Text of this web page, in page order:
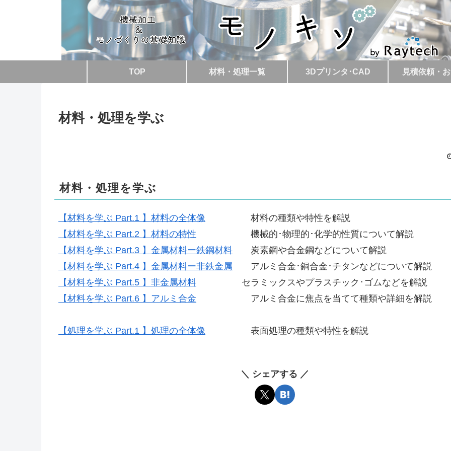
TOP 材料・処理一覧 3Dプリンタ･CAD 見積依頼・
材料・処理を学ぶ
材料・処理を学ぶ
【材料を学ぶ Part.1 】材料の全体像 材料の種類や特性を解説
【材料を学ぶ Part.2 】材料の特性 機械的･物理的･化学的性質について解説
【材料を学ぶ Part.3 】金属材料ー鉄鋼材料 炭素鋼や合金鋼などについて解説
【材料を学ぶ Part.4 】金属材料ー非鉄金属 アルミ合金･銅合金･チタンなどについて解説
【材料を学ぶ Part.5 】非金属材料 セラミックスやプラスチック･ゴムなどを解説
【材料を学ぶ Part.6 】アルミ合金 アルミ合金に焦点を当てて種類や詳細を解説
【処理を学ぶ Part.1 】処理の全体像 表面処理の種類や特性を解説
＼ シェアする ／